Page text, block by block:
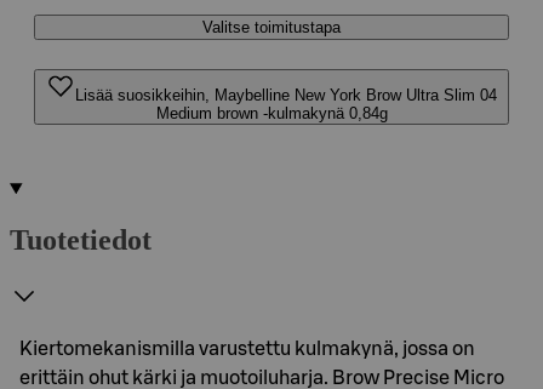
Valitse toimitustapa
Lisää suosikkeihin, Maybelline New York Brow Ultra Slim 04
Medium brown -kulmakynä 0,84g
Tuotetiedot
Kiertomekanismilla varustettu kulmakynä, jossa on
erittäin ohut kärki ja muotoiluharja. Brow Precise Micro